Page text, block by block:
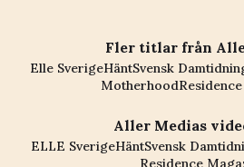
Fler titlar från
Elle SverigeHäntSvensk
Motherhood
Aller Medias
ELLE SverigeHäntSvensk
Residence